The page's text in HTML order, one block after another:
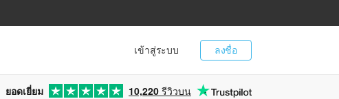
ลงชื่อ
เข้าสู่ระบบ
ยอดเยี่ยม 10,220 รีวิวบน